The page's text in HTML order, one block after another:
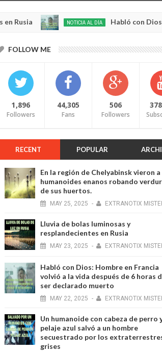
2025 0
NOTICIA AL DÍA Habló con Dios:
FOLLOW ME
1,896
Followers
44,305
Fans
506
Followers
RECENT POPULAR
En la región de Chelyabinsk vieron a
humanoides enanos robando
de sus huertos.
MAY 25, 2025 - EXTRANOTIX
Lluvia de bolas luminosas y
resplandecientes en Rusia
MAY 23, 2025 - EXTRANOTIX
Habló con Dios: Hombre en Francia
volvió a la vida después de 6 horas
ser declarado muerto
MAY 22, 2025 - EXTRANOTIX
Un humanoide con cabeza de perro
pelaje azul salvó a un hombre
secuestrado por los
grises